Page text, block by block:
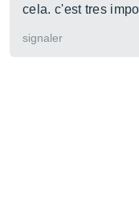
cela. c'est tres
signaler